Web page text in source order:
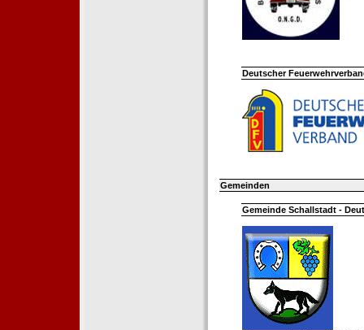
Deutscher
Gemeinden
Gemeinde Schallstadt -